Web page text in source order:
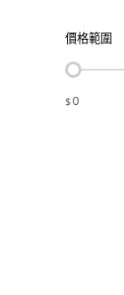
價格範圍
$0